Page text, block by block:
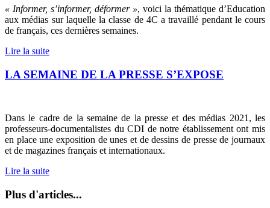
« Informer, s’informer, déformer », voici la thématique d’Education
aux médias sur laquelle la classe de 4C a travaillé pendant le cours
de français, ces dernières semaines.
Lire la suite
LA SEMAINE DE LA PRESSE S’EXPOSE
Dans le cadre de la semaine de la presse et des médias 2021, les
professeurs-documentalistes du CDI de notre établissement ont mis
en place une exposition de unes et de dessins de presse de journaux
et de magazines français et internationaux.
Lire la suite
Plus d'articles...